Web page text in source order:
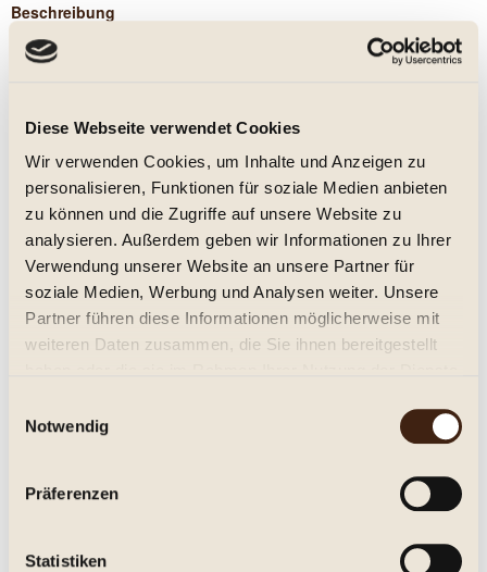
Diese Webseite verwendet Cookies
Wir verwenden Cookies, um Inhalte und Anzeigen zu
personalisieren, Funktionen für soziale Medien anbieten
zu können und die Zugriffe auf unsere Website zu
analysieren. Außerdem geben wir Informationen zu Ihrer
Verwendung unserer Website an unsere Partner für
soziale Medien, Werbung und Analysen weiter. Unsere
Partner führen diese Informationen möglicherweise mit
weiteren Daten zusammen, die Sie ihnen bereitgestellt
Notwendig
Präferenzen
Statistiken
Beschreibung
Bordeaux Supérieur A.C. Trocken. Eleganter Merlot-betonter
Bordeaux mit feinen Fruchtaromen,...
Bordeaux Supérieur 2018"
Bordeaux Supérieur A.C.
Trocken. Eleganter Merlot-betonter Bordeaux mit feinen
Fruchtaromen, feiner Barrique-Vanille, lang.
mehr Informationen vom Weingut...
Weiterführende Links zu "Château Croix
Weitere Artikel von Jean-Philippe Janoueix
mehr
Eigenschaften: